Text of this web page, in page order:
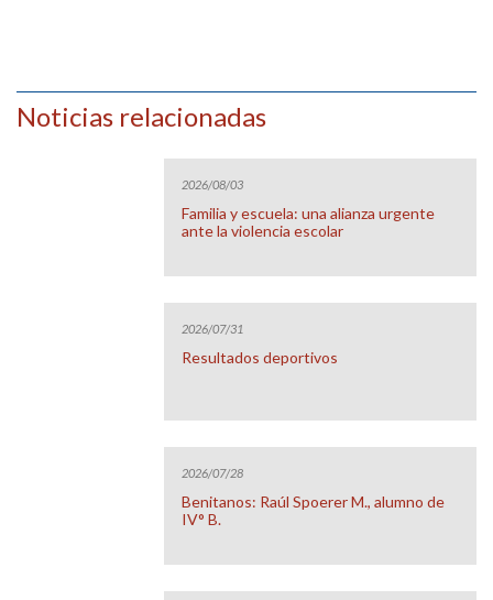
Noticias relacionadas
2026/08/03
Familia y escuela: una alianza urgente
ante la violencia escolar
2026/07/31
Resultados deportivos
2026/07/28
Benitanos: Raúl Spoerer M., alumno de
IV° B.